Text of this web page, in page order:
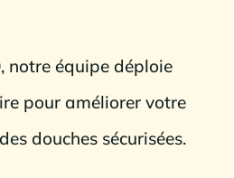
notre équipe déploie
pour améliorer votre
douches sécurisées.